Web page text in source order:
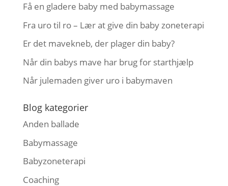
Få en gladere baby med babymassage
Fra uro til ro – Lær at give din baby zoneterapi
Er det mavekneb, der plager din baby?
Når din babys mave har brug for starthjælp
Når julemaden giver uro i babymaven
Blog kategorier
Anden ballade
Babymassage
Babyzoneterapi
Coaching